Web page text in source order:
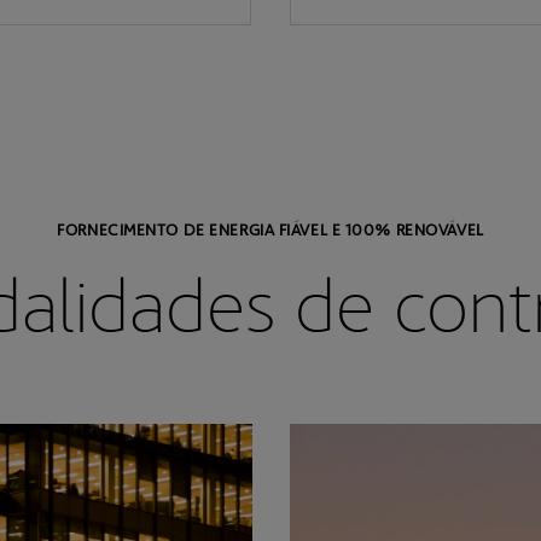
FORNECIMENTO DE ENERGIA FIÁVEL E 100% RENOVÁVEL
de